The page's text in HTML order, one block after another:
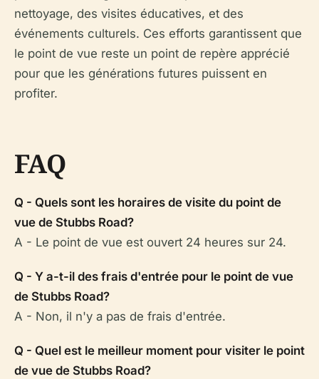
nettoyage, des visites éducatives, et des
événements culturels. Ces efforts garantissent que
le point de vue reste un point de repère apprécié
pour que les générations futures puissent en
profiter.
FAQ
Q - Quels sont les horaires de visite du point de
vue de Stubbs Road?
A - Le point de vue est ouvert 24 heures sur 24.
Q - Y a-t-il des frais d'entrée pour le point de vue
de Stubbs Road?
A - Non, il n'y a pas de frais d'entrée.
Q - Quel est le meilleur moment pour visiter le point
de vue de Stubbs Road?